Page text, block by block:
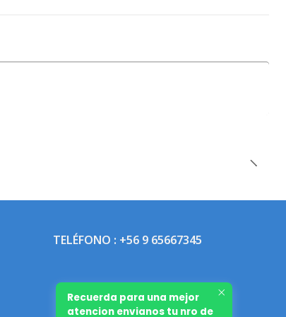
TELÉFONO : +56 9 65667345
Recuerda para una mejor
atencion envianos tu nro de